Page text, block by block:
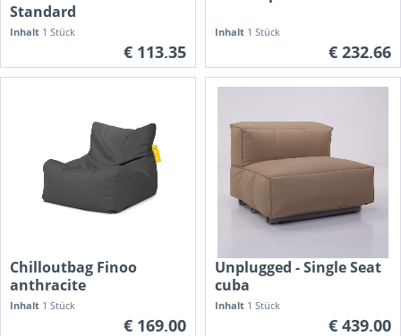
Standard
Inhalt 1 Stück
€ 113,35
Inhalt 1 Stück
€ 232,66
Chilloutbag Finoo
anthracite
Inhalt 1 Stück
€ 169,00
Unplugged - Single Seat
cuba
Inhalt 1 Stück
€ 439,00